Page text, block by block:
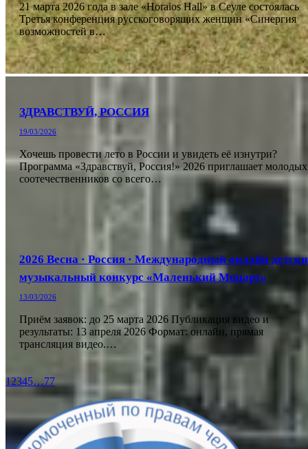
21 марта 2026 года в зале «Horaios Hall» в Сеуле состоялась
Третья конференция русскоговорящих женщин «Синергия
возможностей в…
ЗДРАВСТВУЙ, РОССИЯ
19/03/2026
Хочешь провести лето в России и увидеть её изнутри?
Программа «Здравствуй, Россия!» 2026 приглашает молодых
соотечественников со всего…
2026 Весна · Россия · Международный онлайн
музыкальный конкурс «Маленький Моцарт»
13/03/2026
Приём заявок: до 25 марта 2026 Публикация видео и
результаты: 13 апреля 2026 Формат: онлайн, прямая
трансляция видео.…
12345…77